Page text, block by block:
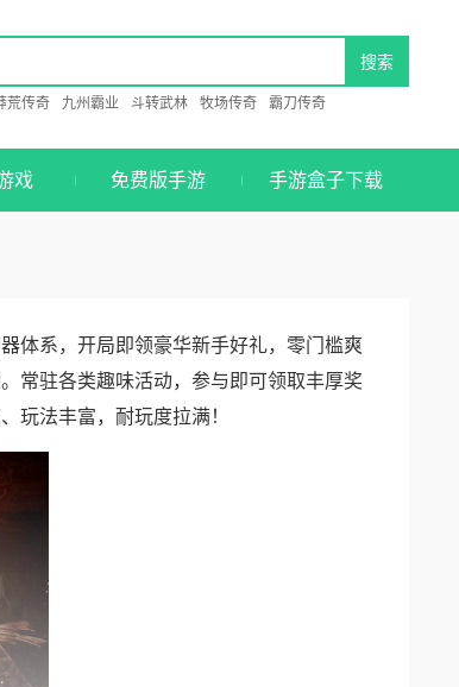
荒传奇 九州霸业 斗转武林 牧场传奇 霸刀传奇
戏 免费版手游 手游盒子下载
体系，开局即领豪华新手好礼，零门槛爽
常驻各类趣味活动，参与即可领取丰厚奖
玩法丰富，耐玩度拉满！